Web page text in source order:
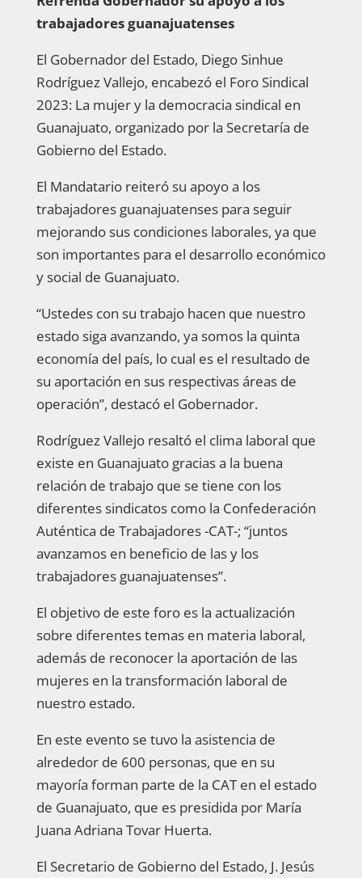
trabajadores guanajuatenses
El Gobernador del Estado, Diego Sinhue
Rodríguez Vallejo, encabezó el Foro Sindical
2023: La mujer y la democracia sindical en
Guanajuato, organizado por la Secretaría de
Gobierno del Estado.
El Mandatario reiteró su apoyo a los
trabajadores guanajuatenses para seguir
mejorando sus condiciones laborales, ya que
son importantes para el desarrollo económico
y social de Guanajuato.
“Ustedes con su trabajo hacen que nuestro
estado siga avanzando, ya somos la quinta
economía del país, lo cual es el resultado de
su aportación en sus respectivas áreas de
operación”, destacó el Gobernador.
Rodríguez Vallejo resaltó el clima laboral que
existe en Guanajuato gracias a la buena
relación de trabajo que se tiene con los
diferentes sindicatos como la Confederación
Auténtica de Trabajadores -CAT-; “juntos
avanzamos en beneficio de las y los
trabajadores guanajuatenses”.
El objetivo de este foro es la actualización
sobre diferentes temas en materia laboral,
además de reconocer la aportación de las
mujeres en la transformación laboral de
nuestro estado.
En este evento se tuvo la asistencia de
alrededor de 600 personas, que en su
mayoría forman parte de la CAT en el estado
de Guanajuato, que es presidida por María
Juana Adriana Tovar Huerta.
El Secretario de Gobierno del Estado, J. Jesús